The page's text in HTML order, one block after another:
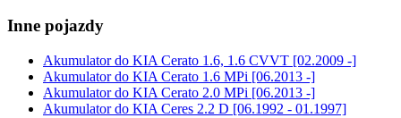
Inne pojazdy
Akumulator do KIA Cerato 1.6, 1.6 CVVT [02.2009 -]
Akumulator do KIA Cerato 1.6 MPi [06.2013 -]
Akumulator do KIA Cerato 2.0 MPi [06.2013 -]
Akumulator do KIA Ceres 2.2 D [06.1992 - 01.1997]